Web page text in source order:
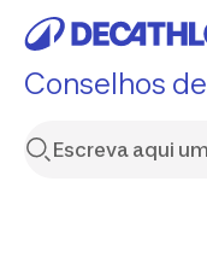
Conselhos